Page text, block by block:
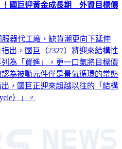
！國巨迎黃金成長期 外資目標價
器代工廠，缺貨潮更向下延伸
出，國巨（2327）將迎來結構性
為「買進」，更一口氣將目標價
為被動元件僅是景氣循環的常態
，國巨正迎來超越以往的「結構
）」。